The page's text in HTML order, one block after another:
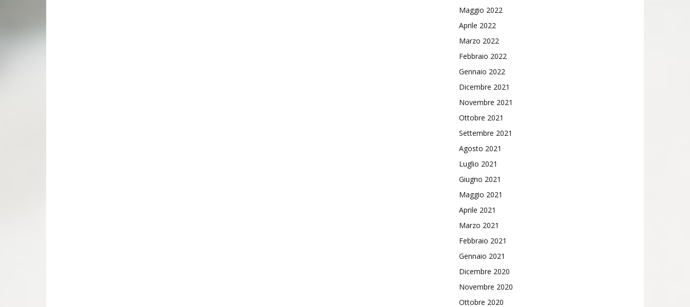
Maggio 2022
Aprile 2022
Marzo 2022
Febbraio 2022
Gennaio 2022
Dicembre 2021
Novembre 2021
Ottobre 2021
Settembre 2021
Agosto 2021
Luglio 2021
Giugno 2021
Maggio 2021
Aprile 2021
Marzo 2021
Febbraio 2021
Gennaio 2021
Dicembre 2020
Novembre 2020
Ottobre 2020